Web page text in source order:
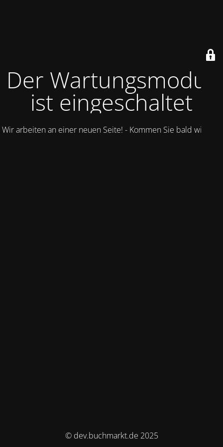
Der Wartungsmodus
ist eingeschaltet
Wir arbeiten an einer neuen Seite! - Kommen Sie bald wieder.
© dev.buchmarkt.de 2025